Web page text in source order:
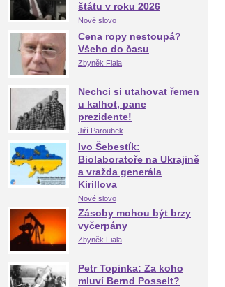
štátu v roku 2026
Nové slovo
Cena ropy nestoupá?
Všeho do času
Zbyněk Fiala
Nechci si utahovat řemen
u kalhot, pane
prezidente!
Jiří Paroubek
Ivo Šebestík:
Biolaboratoře na Ukrajině
a vražda generála
Kirillova
Nové slovo
Zásoby mohou být brzy
vyčerpány
Zbyněk Fiala
Petr Topinka: Za koho
mluví Bernd Posselt?